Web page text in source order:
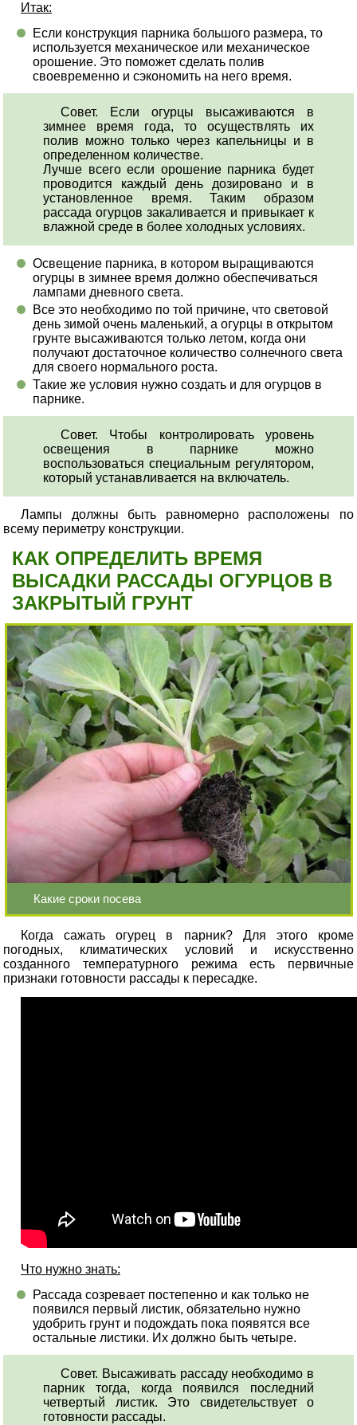
Итак:
Если конструкция парника большого размера, то
используется механическое или механическое
орошение. Это поможет сделать полив
своевременно и сэкономить на него время.
Совет. Если огурцы высаживаются в
зимнее время года, то осуществлять их
полив можно только через капельницы и в
определенном количестве.
Лучше всего если орошение парника будет
проводится каждый день дозировано и в
установленное время. Таким образом
рассада огурцов закаливается и привыкает к
влажной среде в более холодных условиях.
Освещение парника, в котором выращиваются
огурцы в зимнее время должно обеспечиваться
лампами дневного света.
Все это необходимо по той причине, что световой
день зимой очень маленький, а огурцы в открытом
грунте высаживаются только летом, когда они
получают достаточное количество солнечного света
для своего нормального роста.
Такие же условия нужно создать и для огурцов в
парнике.
Совет. Чтобы контролировать уровень
освещения в парнике можно
воспользоваться специальным регулятором,
который устанавливается на включатель.
Лампы должны быть равномерно расположены по
всему периметру конструкции.
КАК ОПРЕДЕЛИТЬ ВРЕМЯ
ВЫСАДКИ РАССАДЫ ОГУРЦОВ В
ЗАКРЫТЫЙ ГРУНТ
Какие сроки посева
Когда сажать огурец в парник? Для этого кроме
погодных, климатических условий и искусственно
созданного температурного режима есть первичные
признаки готовности рассады к пересадке.
Что нужно знать:
Рассада созревает постепенно и как только не
появился первый листик, обязательно нужно
удобрить грунт и подождать пока появятся все
остальные листики. Их должно быть четыре.
Совет. Высаживать рассаду необходимо в
парник тогда, когда появился последний
четвертый листик. Это свидетельствует о
готовности рассады.